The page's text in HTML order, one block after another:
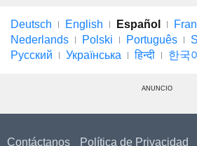
Deutsch English Español
Nederlands
Polski Português
Русский
Українська हिन्दी 한국
ANUNCIO
Contáctanos Política de Privacidad